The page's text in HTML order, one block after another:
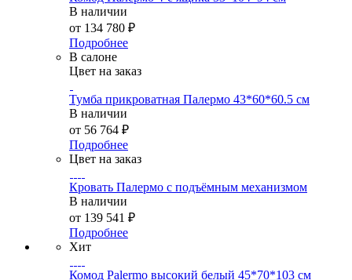
В наличии
от 134 780 ₽
Подробнее
В салоне
Цвет на заказ
Тумба прикроватная Палермо 43*60*60.5 см
В наличии
от 56 764 ₽
Подробнее
Цвет на заказ
Кровать Палермо с подъёмным механизмом
В наличии
от 139 541 ₽
Подробнее
Хит
Комод Palermo высокий белый 45*70*103 см